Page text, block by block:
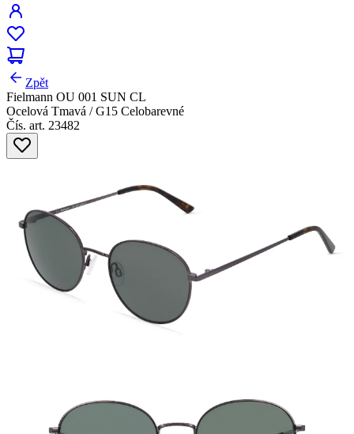
Zpět
Fielmann OU 001 SUN CL
Ocelová Tmavá / G15 Celobarevné
Čís. art. 23482